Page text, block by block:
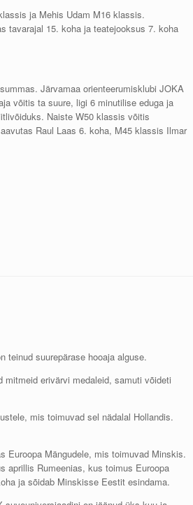
ja Mehis Udam M16 klassis.
tavarajal 15. koha ja teatejooksus 7. koha
Järvamaa orienteerumisklubi JOKA
võitis ta suure, ligi 6 minutilise eduga ja
Naiste W50 klassis võitis
Raul Laas 6. koha, M45 klassis Ilmar
teinud suurepärase hooaja alguse.
erivärvi medaleid, samuti võideti
mis toimuvad sel nädalal Hollandis.
Euroopa Mängudele, mis toimuvad Minskis.
aprillis Rumeenias, kus toimus Euroopa
ja sõidab Minskisse Eestit esindama.